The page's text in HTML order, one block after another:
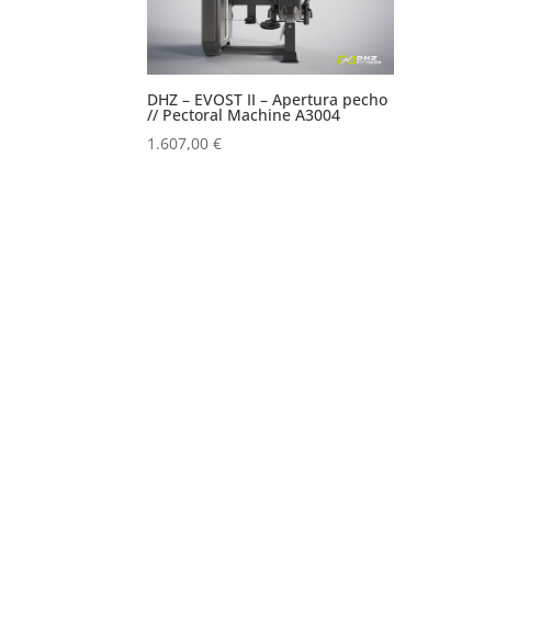
DHZ – EVOST II – Apertura pecho
// Pectoral Machine A3004
1.607,00€